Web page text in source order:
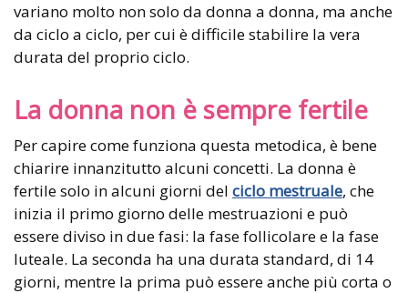
variano molto non solo da donna a donna, ma anche
da ciclo a ciclo, per cui è difficile stabilire la vera
durata del proprio ciclo.
La donna non è sempre fertile
Per capire come funziona questa metodica, è bene
chiarire innanzitutto alcuni concetti. La donna è
fertile solo in alcuni giorni del ciclo mestruale, che
inizia il primo giorno delle mestruazioni e può
essere diviso in due fasi: la fase follicolare e la fase
luteale. La seconda ha una durata standard, di 14
giorni, mentre la prima può essere anche più corta o